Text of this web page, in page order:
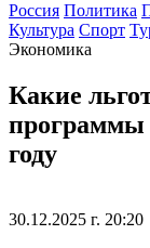
Россия Политика
Культура Спорт
Экономика
Какие
программы
году
30.12.2025 г. 20:20